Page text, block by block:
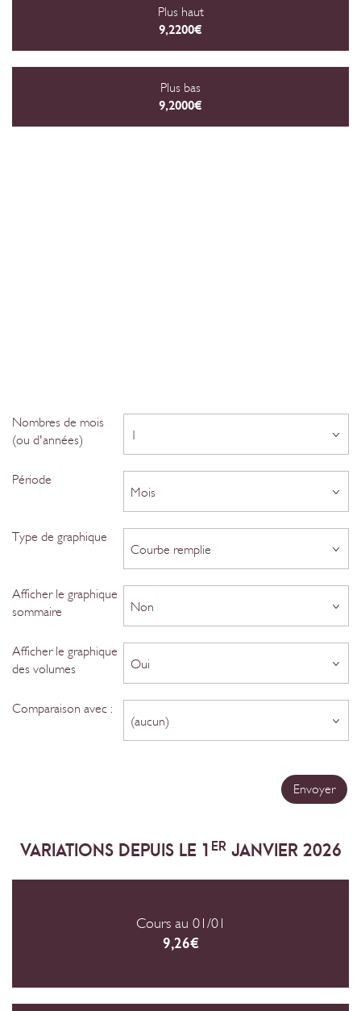
Plus haut
9,2200€
Plus bas
9,2000€
Nombres de mois
(ou d'années)
1
Période
Mois
Type de graphique
Courbe remplie
Afficher le graphique
sommaire
Non
Afficher le graphique
des volumes
Oui
Comparaison avec :
(aucun)
VARIATIONS DEPUIS LE 1 ERJANVIER 2026
Cours au 01/01
9,26€